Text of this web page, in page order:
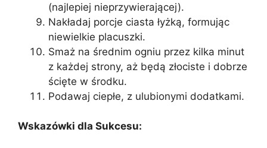
(najlepiej nieprzywierającej).
Nakładaj porcje ciasta łyżką, formując
niewielkie placuszki.
Smaż na średnim ogniu przez kilka minut
z każdej strony, aż będą złociste i dobrze
ścięte w środku.
Podawaj ciepłe, z ulubionymi dodatkami.
Wskazówki dla Sukcesu: